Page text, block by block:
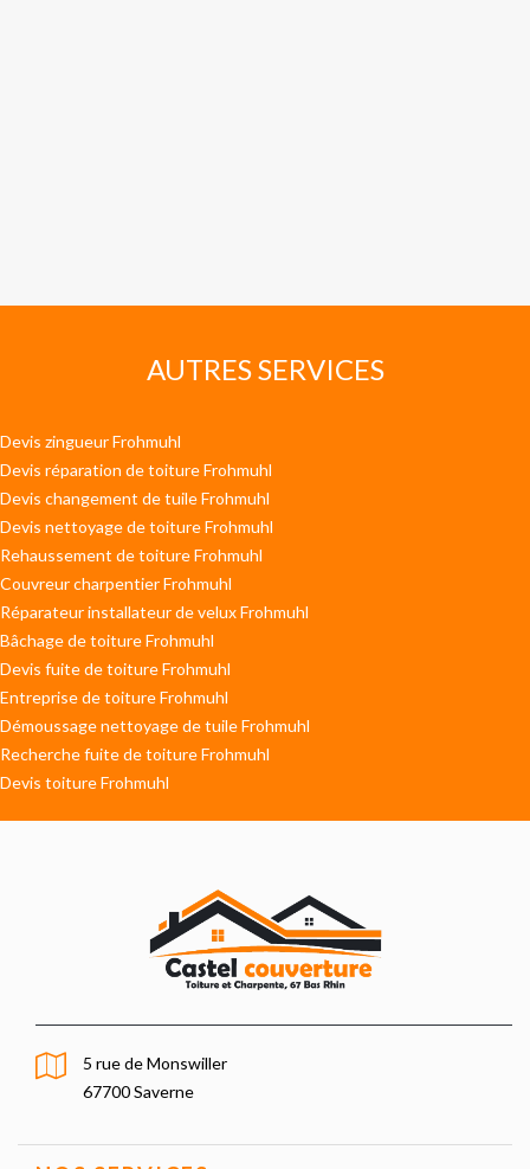
AUTRES SERVICES
Devis zingueur Frohmuhl
Devis réparation de toiture Frohmuhl
Devis changement de tuile Frohmuhl
Devis nettoyage de toiture Frohmuhl
Rehaussement de toiture Frohmuhl
Couvreur charpentier Frohmuhl
Réparateur installateur de velux Frohmuhl
Bâchage de toiture Frohmuhl
Devis fuite de toiture Frohmuhl
Entreprise de toiture Frohmuhl
Démoussage nettoyage de tuile Frohmuhl
Recherche fuite de toiture Frohmuhl
Devis toiture Frohmuhl
5 rue de Monswiller
67700 Saverne